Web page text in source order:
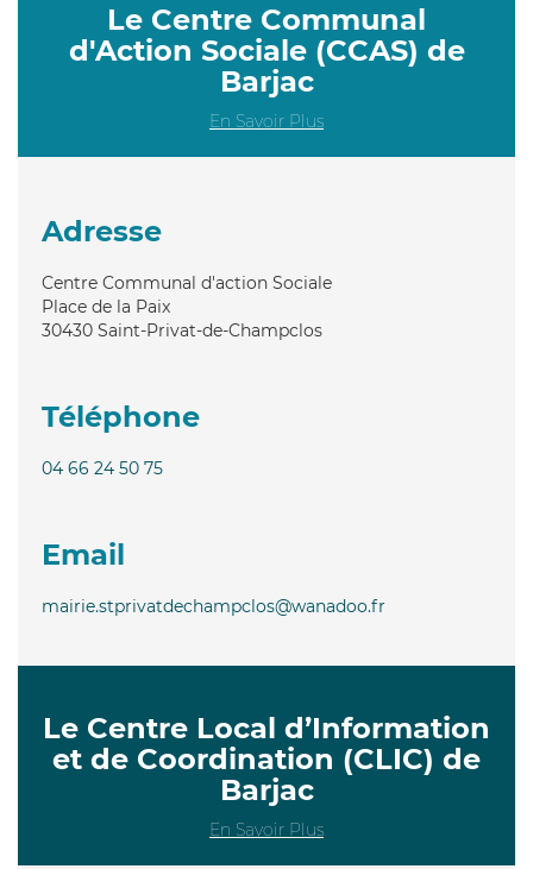
Le Centre Communal
d'Action Sociale (CCAS) de
Barjac
En Savoir Plus
Adresse
Centre Communal d'action Sociale
Place de la Paix
30430 Saint-Privat-de-Champclos
Téléphone
04 66 24 50 75
Email
mairie.stprivatdechampclos@wanadoo.fr
Le Centre Local d’Information
et de Coordination (CLIC) de
Barjac
En Savoir Plus